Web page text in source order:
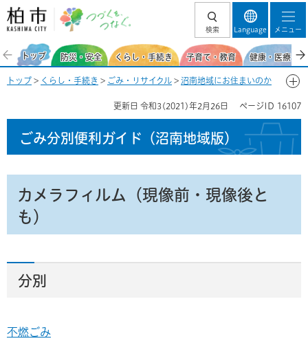
柏市 つづくを、
検索 Language メニュー
トップ 防災・安全 くらし・手続き 子育て・教育 健康・医療・
トップ > くらし・手続き > ごみ・リサイクル > 沼南地域にお住まいのか
フィルム（現像前・現像後とも）
更新日 令和3(2021)年2月26日 ページID 16107
ごみ分別便利ガイド （沼南地域版）
カメラフィルム（現像前・現像後と
も）
分別
不燃ごみ